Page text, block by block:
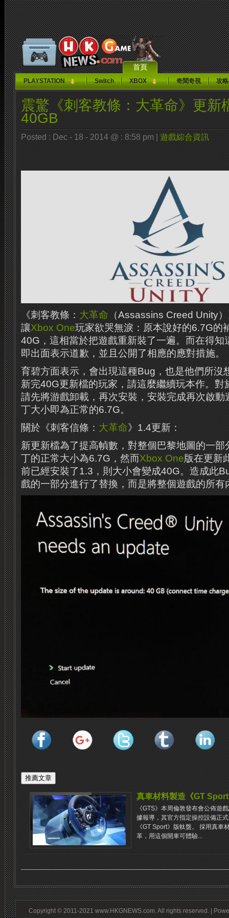
首頁
PLAYSTATION Switch XBOX 奇聞奇視 攻
震驚《刺客教條：大革命》更新
40GB
Posted : Dec - 18 - 2014 @ : 8:58 pm | 遊戲綜合資訊
《刺客教條： 大革命 （Assassins Creed Unity
讓Xbox One玩家欲哭無淚：原本說好的6.7G的
40G，這相當於把遊戲重新裝了一遍。而在得知
即出面表示道歉，並且公開了相應的應對措施。
育碧方面表示，會出現這種Bug，也是他們所沒
新完40G更新檔的玩家，請這麼繼續玩本作。對
請先將游戲卸載，再次安裝，安裝完成再次啟動
丁大小即為正常的6.7G。
關於《刺客信條： 大革命》1.4更新：
新更新檔為了提高幀數，對整個巴黎地圖的一
丁的正常大小為6.7G，然而Xbox One版在更新
前已經安裝了1.3，則大小會變成40G。造成此
戲的一部分進行了替換，而是將整個遊戲的所有
真車材料製造《GT
《GTS》本周倫敦發布會公佈遊
據報導，其官方指定操控設備正
《GT Sport》版軚盤。 採用真
革，用這個開車可體驗...
Copyright © 2011-2021 www.HKGNEWS.com. All rights reserved. |